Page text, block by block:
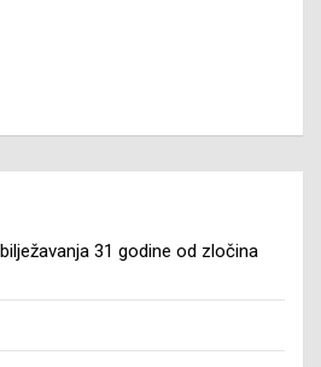
31 godine od zločina